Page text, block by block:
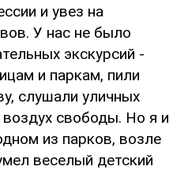
и увез на
У нас не было
экскурсий -
и паркам, пили
слушали уличных
свободы. Но я и
из парков, возле
веселый детский